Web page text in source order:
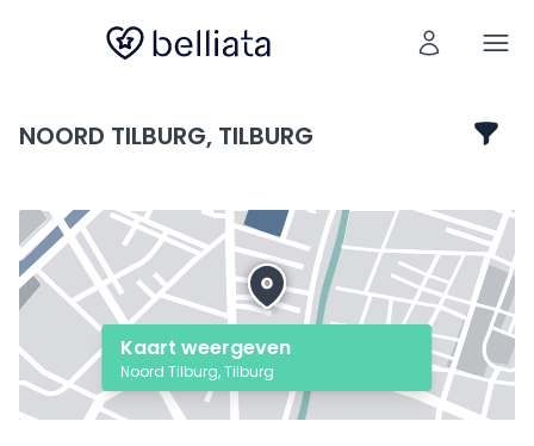
NOORD TILBURG, TILBURG
Kaart weergeven
Noord Tilburg, Tilburg